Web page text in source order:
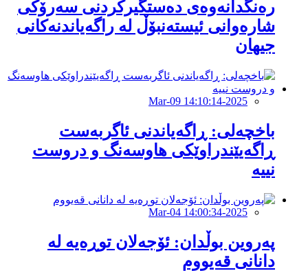
رەنگدانەوەى دەستگیرکردنى سەرۆکى
شارەوانى ئیستەنبۆڵ لە راگەیاندنەکانى
جیهان
2025-Mar-09 14:10:14
باخچەلی: ڕاگەیاندنی ئاگربەست
ڕاگەیێندراوێکی هاوسەنگ و دروست
نییە
2025-Mar-04 14:00:34
پەروین بوڵدان: ئۆجەلان توڕەیە لە
دانانی قەیووم